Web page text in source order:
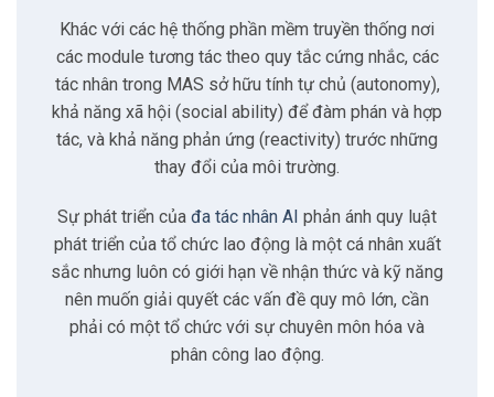
Kiến trúc kỹ thuật
4.1 Mô hình phân cấp
4.3 Mô hình tranh luận và đồng thuận
4.4 Mô hình mạng lưới
Khác với các hệ thống phần mềm truyền thống nơi
các module tương tác theo quy tắc cứng nhắc, các
tác nhân trong MAS sở hữu tính tự chủ (autonomy),
khả năng xã hội (social ability) để đàm phán và hợp
tác, và khả năng phản ứng (reactivity) trước những
thay đổi của môi trường.
Sự phát triển của đa tác nhân AI phản ánh quy luật
phát triển của tổ chức lao động là một cá nhân xuất
sắc nhưng luôn có giới hạn về nhận thức và kỹ năng
nên muốn giải quyết các vấn đề quy mô lớn, cần
phải có một tổ chức với sự chuyên môn hóa và
phân công lao động.